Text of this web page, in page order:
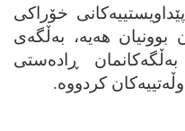
خۆراکی
بوونیان هه‌یه‌، به‌ڵگه‌ی
ڕاده‌ستی
کردووه‌.